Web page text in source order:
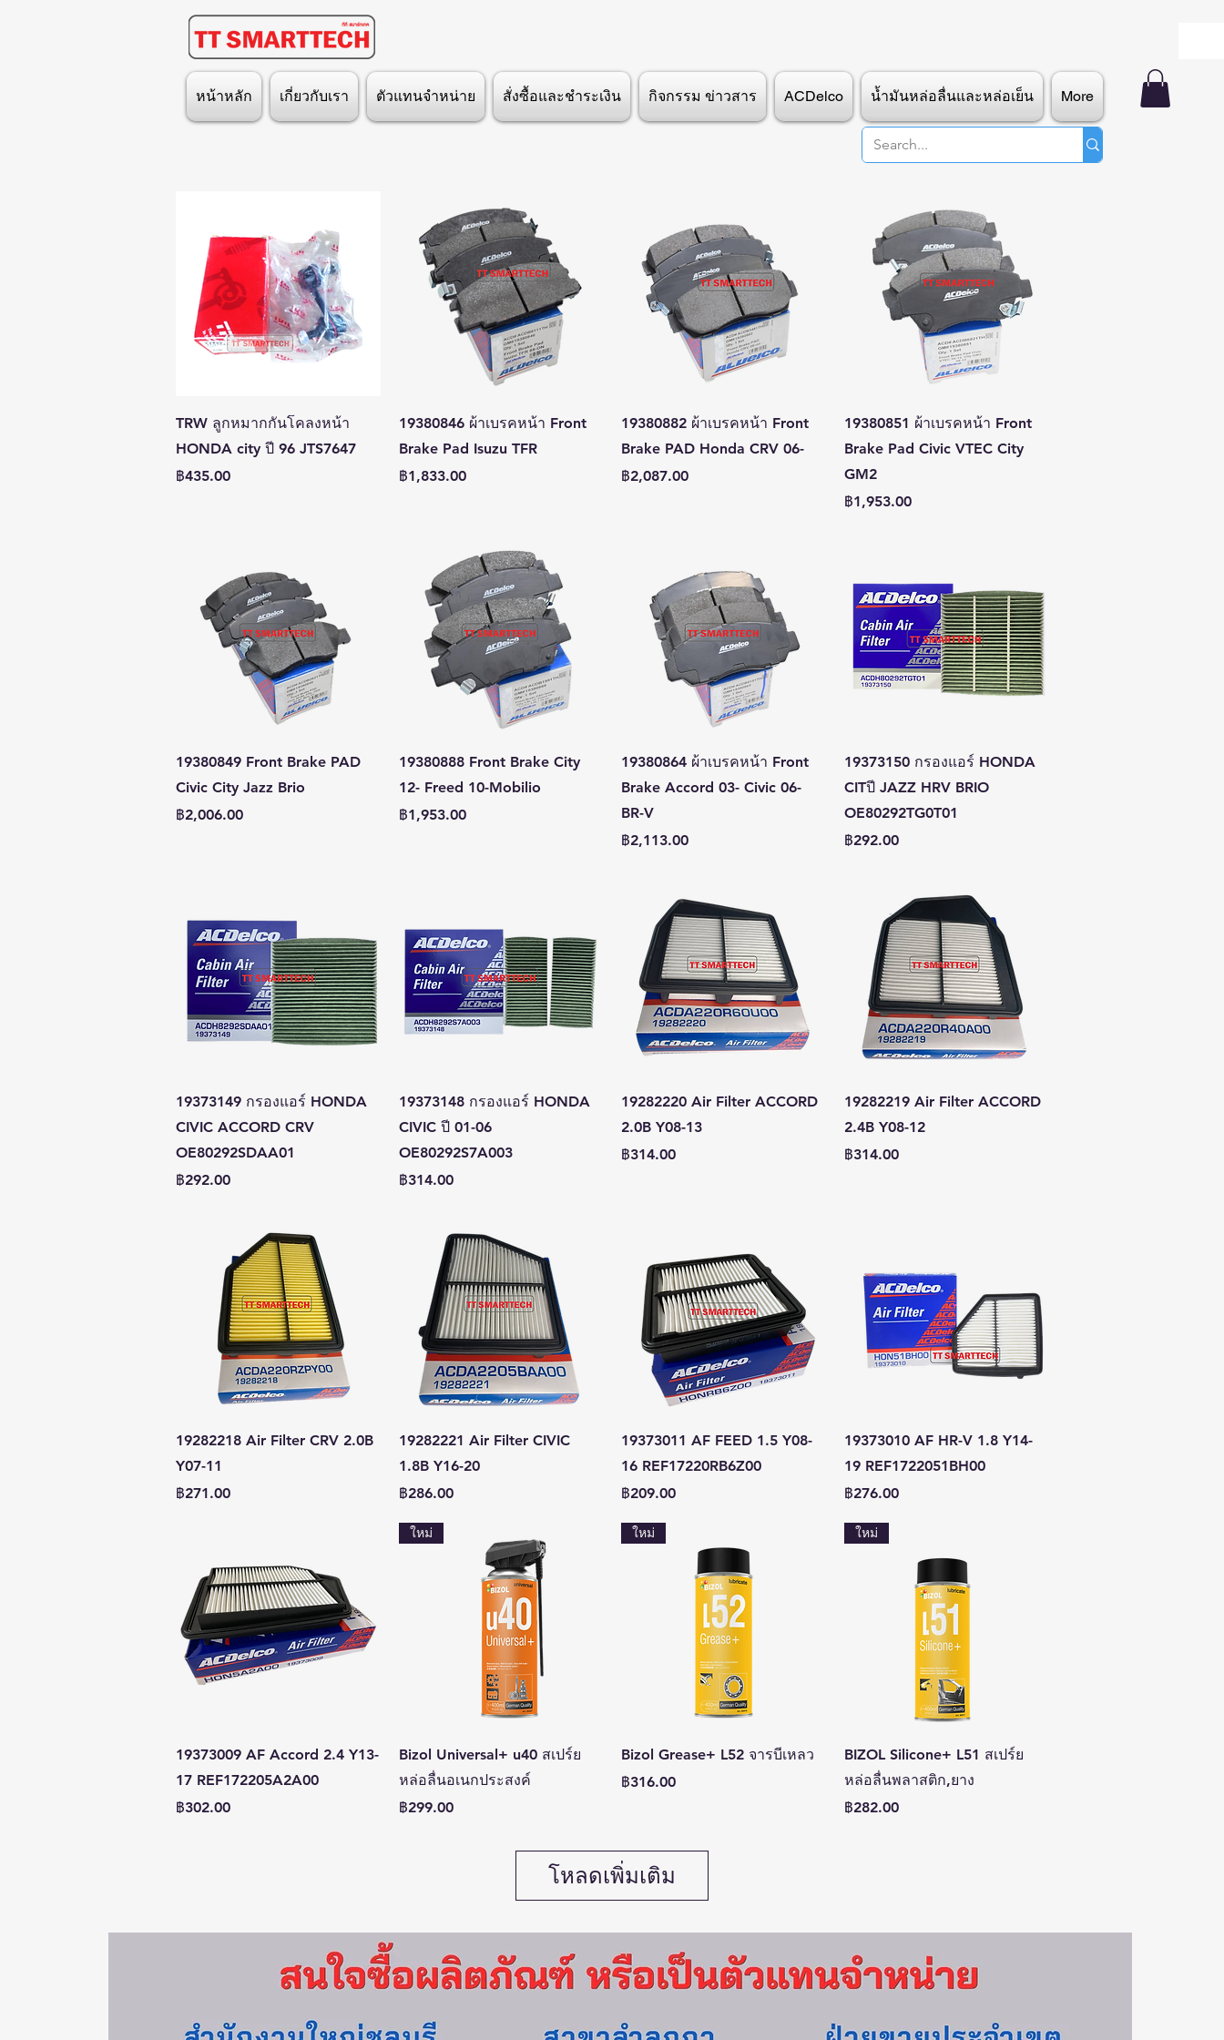
หน้าหลัก เกี่ยวกับเรา ตัวแทนจำหน่าย สั่งซื้อและชำระเงิน กิจกรรม ข่าวสาร ACDelco น้ำมันหล่อลื่นและหล่อเย็น More
ดูข้อมูลด่วน
TRW ลูกหมากกันโคลงหน้า
HONDA city ปี 96 JTS7647
ราคา
฿435.00
ดูข้อมูลด่วน
19380846 ผ้าเบรคหน้า Front
Brake Pad Isuzu TFR
ราคา
฿1,833.00
ดูข้อมูลด่วน
19380882 ผ้าเบรคหน้า Front
Brake PAD Honda CRV 06-
ราคา
฿2,087.00
ดูข้อมูลด่วน
19380851 ผ้าเบรคหน้า Front
Brake Pad Civic VTEC City
GM2
ราคา
฿1,953.00
ดูข้อมูลด่วน
19380849 Front Brake PAD
Civic City Jazz Brio
ราคา
฿2,006.00
ดูข้อมูลด่วน
19380888 Front Brake City
12- Freed 10-Mobilio
ราคา
฿1,953.00
ดูข้อมูลด่วน
19380864 ผ้าเบรคหน้า Front
Brake Accord 03- Civic 06-
BR-V
ราคา
฿2,113.00
ดูข้อมูลด่วน
19373150 กรองแอร์ HONDA
CITปี JAZZ HRV BRIO
OE80292TG0T01
ราคา
฿292.00
ดูข้อมูลด่วน
19373149 กรองแอร์ HONDA
CIVIC ACCORD CRV
OE80292SDAA01
ราคา
฿292.00
ดูข้อมูลด่วน
19373148 กรองแอร์ HONDA
CIVIC ปี 01-06
OE80292S7A003
ราคา
฿314.00
ดูข้อมูลด่วน
19282220 Air Filter ACCORD
2.0B Y08-13
ราคา
฿314.00
ดูข้อมูลด่วน
19282219 Air Filter ACCORD
2.4B Y08-12
ราคา
฿314.00
ดูข้อมูลด่วน
19282218 Air Filter CRV 2.0B
Y07-11
ราคา
฿271.00
ดูข้อมูลด่วน
19282221 Air Filter CIVIC
1.8B Y16-20
ราคา
฿286.00
ดูข้อมูลด่วน
19373011 AF FEED 1.5 Y08-
16 REF17220RB6Z00
ราคา
฿209.00
ดูข้อมูลด่วน
19373010 AF HR-V 1.8 Y14-
19 REF1722051BH00
ราคา
฿276.00
ดูข้อมูลด่วน
19373009 AF Accord 2.4 Y13-
17 REF172205A2A00
ราคา
฿302.00
ดูข้อมูลด่วน
ใหม่
Bizol Universal+ u40 สเปร์ย
หล่อลื่นอเนกประสงค์
ราคา
฿299.00
ดูข้อมูลด่วน
ใหม่
Bizol Grease+ L52 จารบีเหลว
ราคา
฿316.00
ดูข้อมูลด่วน
ใหม่
BIZOL Silicone+ L51 สเปร์ย
หล่อลื่นพลาสติก,ยาง
ราคา
฿282.00
โหลดเพิ่มเติม